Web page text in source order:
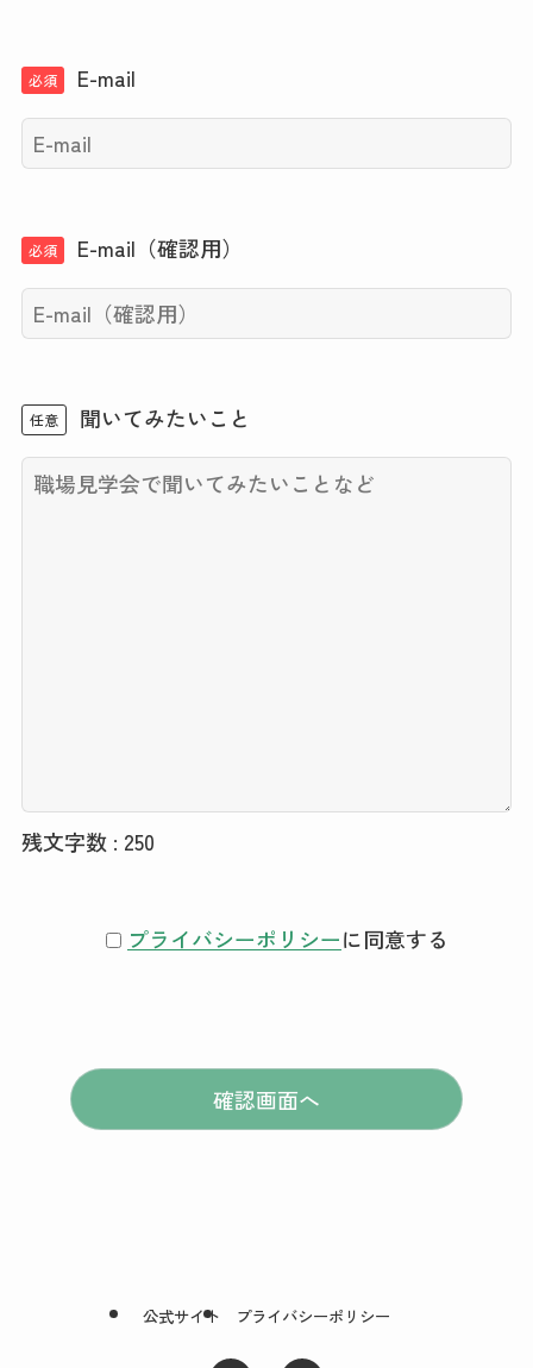
必須 E-mail
必須 E-mail（確認用）
任意 聞いてみたいこと
残文字数 : 250
プライバシーポリシーに同意する
公式サイト プライバシーポリシー